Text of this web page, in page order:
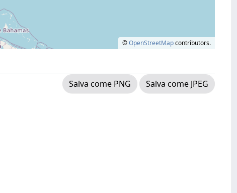
©OpenStreetMapcontributors.
Salva come PNG
Salva come JPEG